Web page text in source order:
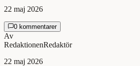
22 maj 2026
0 kommentarer
Av
RedaktionenRedaktör
22 maj 2026